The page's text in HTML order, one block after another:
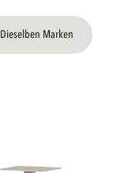
Dieselben Marken